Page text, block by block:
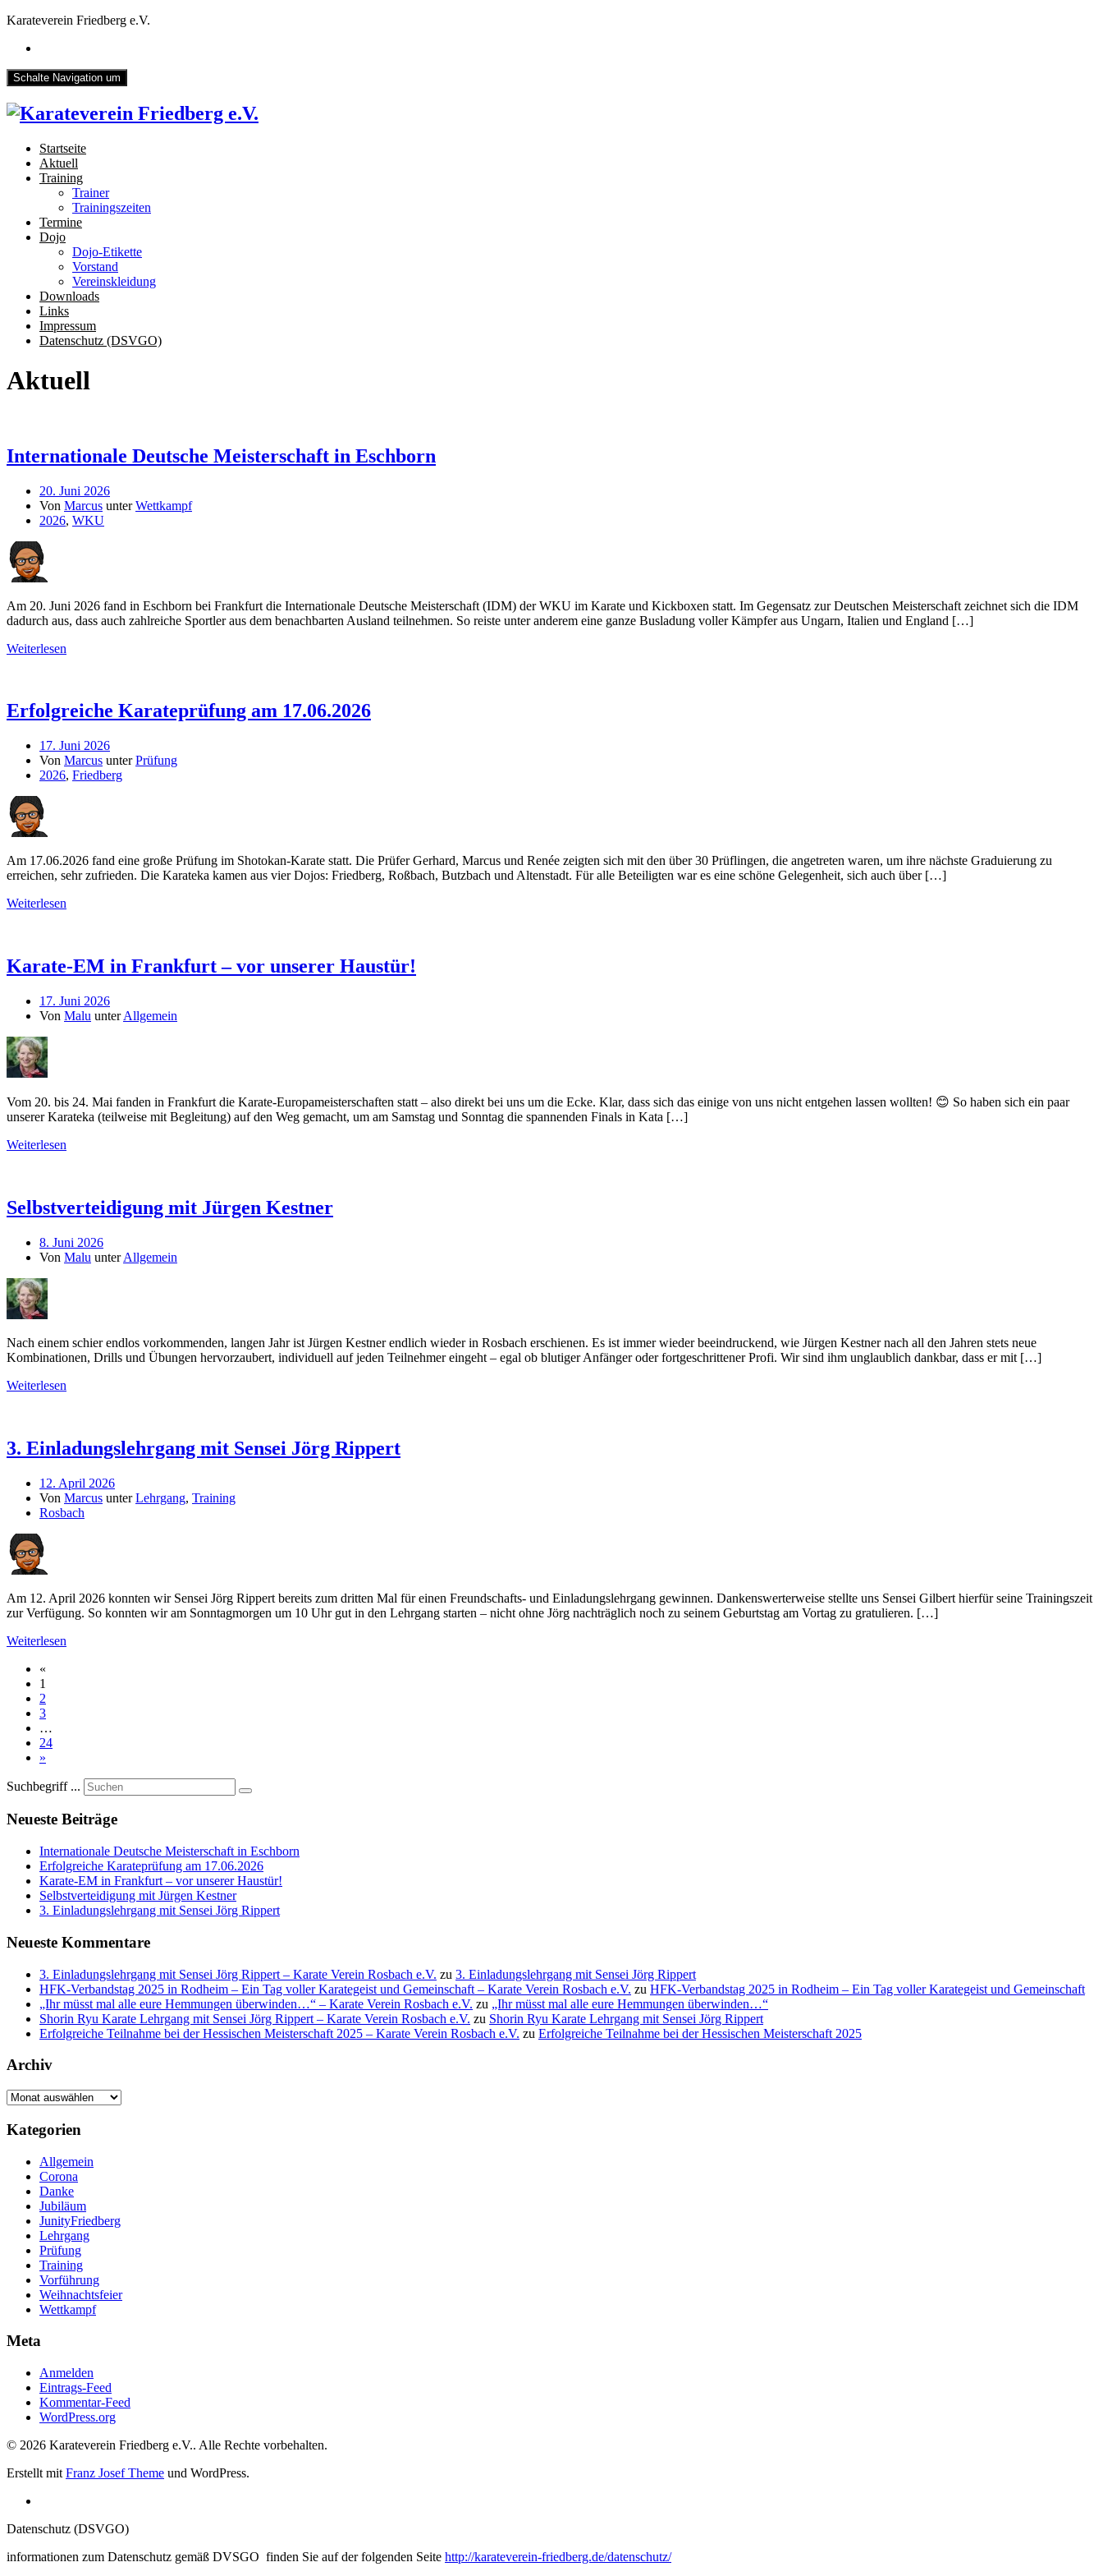
Karateverein Friedberg e.V.
Schalte Navigation um
Startseite
Aktuell
Training
Trainer
Trainingszeiten
Termine
Dojo
Dojo-Etikette
Vorstand
Vereinskleidung
Downloads
Links
Impressum
Datenschutz (DSVGO)
Aktuell
Internationale Deutsche Meisterschaft in Eschborn
20. Juni 2026
Von Marcus unterWettkampf
2026, WKU
Am 20. Juni 2026 fand in Eschborn bei Frankfurt die Internationale Deutsche Meisterschaft (IDM) der WKU im Karate und Kickboxen statt. Im Gegensatz zur Deutschen Meisterschaft zeichnet sich die IDM
dadurch aus, dass auch zahlreiche Sportler aus dem benachbarten Ausland teilnehmen. So reiste unter anderem eine ganze Busladung voller Kämpfer aus Ungarn, Italien und England […]
Weiterlesen
Erfolgreiche Karateprüfung am 17.06.2026
17. Juni 2026
Von Marcus unterPrüfung
2026, Friedberg
Am 17.06.2026 fand eine große Prüfung im Shotokan-Karate statt. Die Prüfer Gerhard, Marcus und Renée zeigten sich mit den über 30 Prüflingen, die angetreten waren, um ihre nächste Graduierung zu
erreichen, sehr zufrieden. Die Karateka kamen aus vier Dojos: Friedberg, Roßbach, Butzbach und Altenstadt. Für alle Beteiligten war es eine schöne Gelegenheit, sich auch über […]
Weiterlesen
Karate-EM in Frankfurt – vor unserer Haustür!
17. Juni 2026
Von Malu unterAllgemein
Vom 20. bis 24. Mai fanden in Frankfurt die Karate-Europameisterschaften statt – also direkt bei uns um die Ecke. Klar, dass sich das einige von uns nicht entgehen lassen wollten! 😊 So haben sich ein paar
unserer Karateka (teilweise mit Begleitung) auf den Weg gemacht, um am Samstag und Sonntag die spannenden Finals in Kata […]
Weiterlesen
Selbstverteidigung mit Jürgen Kestner
8. Juni 2026
Von Malu unterAllgemein
Nach einem schier endlos vorkommenden, langen Jahr ist Jürgen Kestner endlich wieder in Rosbach erschienen. Es ist immer wieder beeindruckend, wie Jürgen Kestner nach all den Jahren stets neue
Kombinationen, Drills und Übungen hervorzaubert, individuell auf jeden Teilnehmer eingeht – egal ob blutiger Anfänger oder fortgeschrittener Profi. Wir sind ihm unglaublich dankbar, dass er mit […]
Weiterlesen
3. Einladungslehrgang mit Sensei Jörg Rippert
12. April 2026
Von Marcus unterLehrgang, Training
Rosbach
Am 12. April 2026 konnten wir Sensei Jörg Rippert bereits zum dritten Mal für einen Freundschafts- und Einladungslehrgang gewinnen. Dankenswerterweise stellte uns Sensei Gilbert hierfür seine Trainingszeit
zur Verfügung. So konnten wir am Sonntagmorgen um 10 Uhr gut in den Lehrgang starten – nicht ohne Jörg nachträglich noch zu seinem Geburtstag am Vortag zu gratulieren. […]
Weiterlesen
«
1
2
3
…
24
»
Suchbegriff ...
Neueste Beiträge
Internationale Deutsche Meisterschaft in Eschborn
Erfolgreiche Karateprüfung am 17.06.2026
Karate-EM in Frankfurt – vor unserer Haustür!
Selbstverteidigung mit Jürgen Kestner
3. Einladungslehrgang mit Sensei Jörg Rippert
Neueste Kommentare
3. Einladungslehrgang mit Sensei Jörg Rippert – Karate Verein Rosbach e.V. zu 3. Einladungslehrgang mit Sensei Jörg Rippert
HFK-Verbandstag 2025 in Rodheim – Ein Tag voller Karategeist und Gemeinschaft – Karate Verein Rosbach e.V. zu HFK-Verbandstag 2025 in Rodheim – Ein Tag voller Karategeist und Gemeinschaft
„Ihr müsst mal alle eure Hemmungen überwinden…“ – Karate Verein Rosbach e.V. zu „Ihr müsst mal alle eure Hemmungen überwinden…“
Shorin Ryu Karate Lehrgang mit Sensei Jörg Rippert – Karate Verein Rosbach e.V. zu Shorin Ryu Karate Lehrgang mit Sensei Jörg Rippert
Erfolgreiche Teilnahme bei der Hessischen Meisterschaft 2025 – Karate Verein Rosbach e.V. zu Erfolgreiche Teilnahme bei der Hessischen Meisterschaft 2025
Archiv
Archiv
Kategorien
Allgemein
Corona
Danke
Jubiläum
JunityFriedberg
Lehrgang
Prüfung
Training
Vorführung
Weihnachtsfeier
Wettkampf
Meta
Anmelden
Eintrags-Feed
Kommentar-Feed
WordPress.org
© 2026 Karateverein Friedberg e.V.. Alle Rechte vorbehalten.
Erstellt mit Franz Josef Theme und WordPress.
Datenschutz (DSVGO)
informationen zum Datenschutz gemäß DVSGO finden Sie auf der folgenden Seite http://karateverein-friedberg.de/datenschutz/